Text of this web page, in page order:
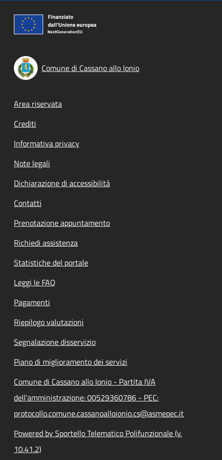
Comune di Cassano allo Ionio
Footer menu
Area riservata
Crediti
Informativa privacy
Note legali
Dichiarazione di accessibilità
Contatti
Prenotazione appuntamento
Richiedi assistenza
Statistiche del portale
Leggi le FAQ
Pagamenti
Riepilogo valutazioni
Segnalazione disservizio
Piano di miglioramento dei servizi
Comune di Cassano allo Ionio - Partita IVA
dell'amministrazione: 00529360786 - PEC:
protocollo.comune.cassanoalloionio.cs@asmepec.it
Powered by Sportello Telematico Polifunzionale (v.
10.41.2)